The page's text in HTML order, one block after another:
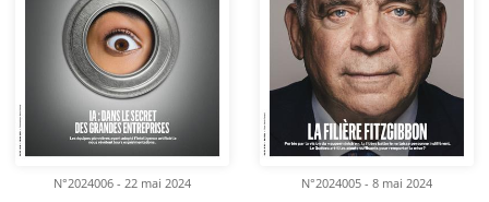
N°2024006 - 22 mai 2024 N°2024005 - 8 mai 2024